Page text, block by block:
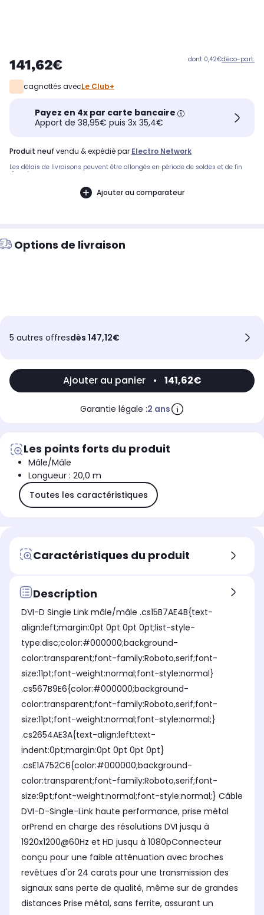
141,62€ dont 0,42€d'éco-part.
cagnottés avecLe Club+
Payez en 4x par carte bancaire
Apport de 38,95€ puis 3x 35,4€
produit neuf vendu & expédié par Electro Network
Les délais de livraisons peuvent être allongés en période de soldes et de fin
d'année.
Ajouter au comparateur
Options de livraison
5 autres offresdès 147,12€
Ajouter au panier • 141,62€
Garantie légale :2 ans
Les points forts du produit
Mâle/Mâle
Longueur : 20,0 m
Toutes les caractéristiques
Caractéristiques du produit
Description
DVI-D Single Link mâle/mâle .cs15B7AE4B{text-
align:left;margin:0pt 0pt 0pt 0pt;list-style-
type:disc;color:#000000;background-
color:transparent;font-family:Roboto,serif;font-
size:11pt;font-weight:normal;font-style:normal}
.cs567B9E6{color:#000000;background-
color:transparent;font-family:Roboto,serif;font-
size:11pt;font-weight:normal;font-style:normal;}
.cs2654AE3A{text-align:left;text-
indent:0pt;margin:0pt 0pt 0pt 0pt}
.csE1A752C6{color:#000000;background-
color:transparent;font-family:Roboto,serif;font-
size:9pt;font-weight:normal;font-style:normal;} Câble
DVI-D-Single-Link haute performance, prise métal
orPrend en charge des résolutions DVI jusqu à
1920x1200@60Hz et HD jusqu à 1080pConnecteur
conçu pour une faible atténuation avec broches
revêtues d'or 24 carats pour une transmission des
signaux sans perte de qualité, même sur de grandes
distances Prise métal, sans ferrite, assurant un